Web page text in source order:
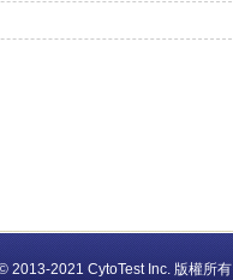
2013-2021 CytoTest Inc. 版權所有